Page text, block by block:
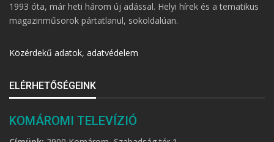
1993 óta, már heti három új adással. Helyi hírek és a tematikus
magazinműsorok pártatlanul, sokoldalúan.
Közérdekű adatok, adatvédelem
ELÉRHETŐSÉGEINK
KOMÁROMI TELEVÍZIÓ